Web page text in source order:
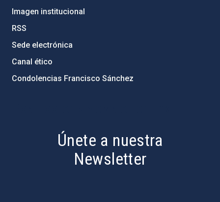
Imagen institucional
RSS
Sede electrónica
Canal ético
Condolencias Francisco Sánchez
Únete a nuestra
Newsletter